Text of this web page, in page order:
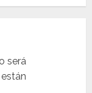
será